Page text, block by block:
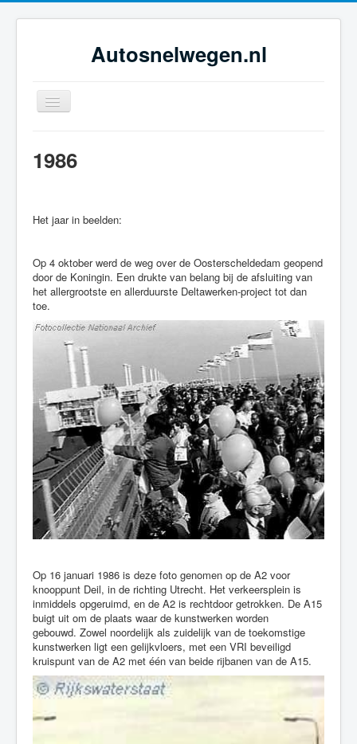
Autosnelwegen.nl
Toggle
Navigation
Geschiedenis
Dossiers
Foto-galerie
1986
Het jaar in beelden:
Op 4 oktober werd de weg over de Oosterscheldedam geopend
door de Koningin. Een drukte van belang bij de afsluiting van
het allergrootste en allerduurste Deltawerken-project tot dan
toe.
Op 16 januari 1986 is deze foto genomen op de A2 voor
knooppunt Deil, in de richting Utrecht. Het verkeersplein is
inmiddels opgeruimd, en de A2 is rechtdoor getrokken. De A15
buigt uit om de plaats waar de kunstwerken worden
gebouwd. Zowel noordelijk als zuidelijk van de toekomstige
kunstwerken ligt een gelijkvloers, met een VRI beveiligd
kruispunt van de A2 met één van beide rijbanen van de A15.